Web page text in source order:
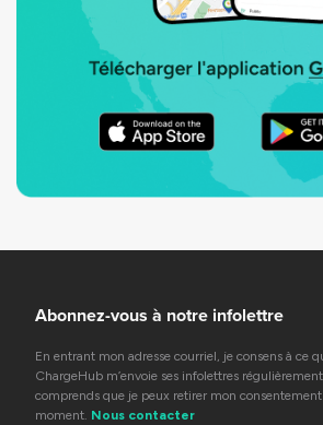
Abonnez-vous à notre infolettre
En entrant mon adresse courriel, je consens à ce
ChargeHub m’envoie ses infolettres
comprends que je peux retirer mon
moment. Nous contacter